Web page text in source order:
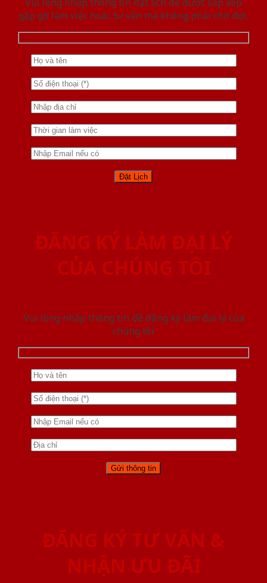
gặp gỡ làm việc hoăc tư vấn mà không phải chờ đợi.
ĐĂNG KÝ LÀM ĐẠI LÝ
CỦA CHÚNG TÔI
Vui lòng nhập thông tin để đăng ký làm đại lý của
chúng tôi
ĐĂNG KÝ TƯ VẤN &
NHẬN ƯU ĐÃI